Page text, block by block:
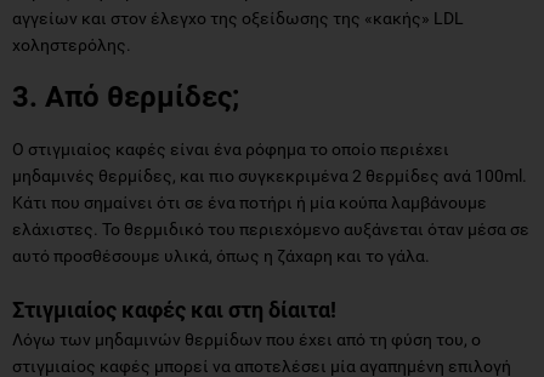
αγγείων και στον έλεγχο της οξείδωσης της «κακής» LDL
χοληστερόλης.
3. Από θερμίδες;
Ο στιγμιαίος καφές είναι ένα ρόφημα το οποίο περιέχει
μηδαμινές θερμίδες, και πιο συγκεκριμένα 2 θερμίδες ανά 100ml.
Κάτι που σημαίνει ότι σε ένα ποτήρι ή μία κούπα λαμβάνουμε
ελάχιστες. Το θερμιδικό του περιεχόμενο αυξάνεται όταν μέσα σε
αυτό προσθέσουμε υλικά, όπως η ζάχαρη και το γάλα.
Στιγμιαίος καφές και στη δίαιτα!
Λόγω των μηδαμινών θερμίδων που έχει από τη φύση του, ο
στιγμιαίος καφές μπορεί να αποτελέσει μία αγαπημένη επιλογή